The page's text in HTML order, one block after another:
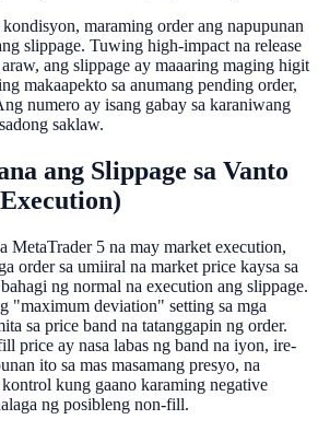
maraming order ang napupunan
slippage. Tuwing high-impact na release
ang slippage ay maaaring maging higit
makaapekto sa anumang pending order,
numero ay isang gabay sa karaniwang
saklaw.
ang Slippage sa Vanto
MetaTrader 5 na may market execution,
order sa umiiral na market price kaysa sa
ng normal na execution ang slippage.
"maximum deviation" setting sa mga
sa price band na tatanggapin ng order.
price ay nasa labas ng band na iyon, ire-
ito sa mas masamang presyo, na
kung gaano karaming negative
ng posibleng non-fill.